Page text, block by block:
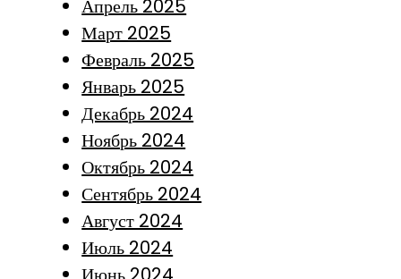
Апрель 2025
Март 2025
Февраль 2025
Январь 2025
Декабрь 2024
Ноябрь 2024
Октябрь 2024
Сентябрь 2024
Август 2024
Июль 2024